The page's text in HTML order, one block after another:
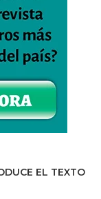
EL TEXTO